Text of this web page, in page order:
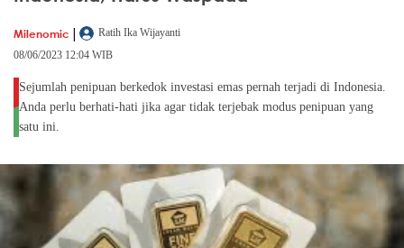
Milenomic |
Ratih Ika Wijayanti
08/06/2023 12:04 WIB
Sejumlah penipuan berkedok investasi emas pernah terjadi di Indonesia.
Anda perlu berhati-hati jika agar tidak terjebak modus penipuan yang
satu ini.